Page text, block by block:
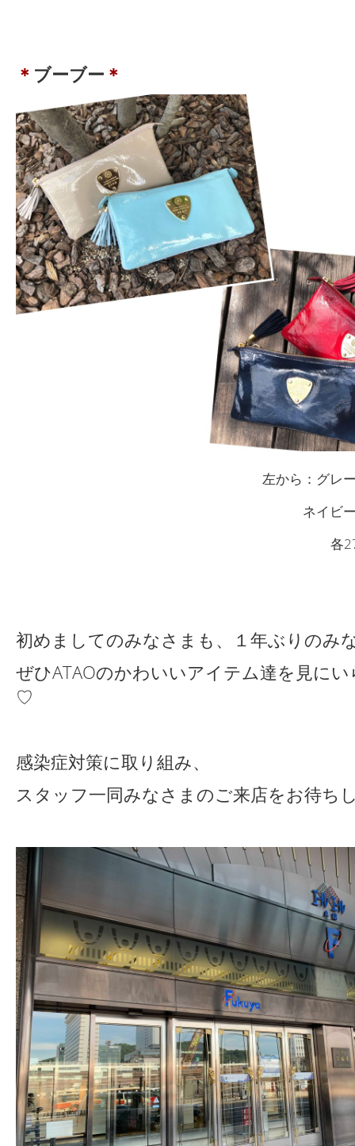
＊ ブーブー ＊
左から：グレ
ネイビ
各
初めましてのみなさまも、１年ぶりのみ
ぜひATAOのかわいいアイテム達を見に
♡
感染症対策に取り組み、
スタッフ一同みなさまのご来店をお待ち